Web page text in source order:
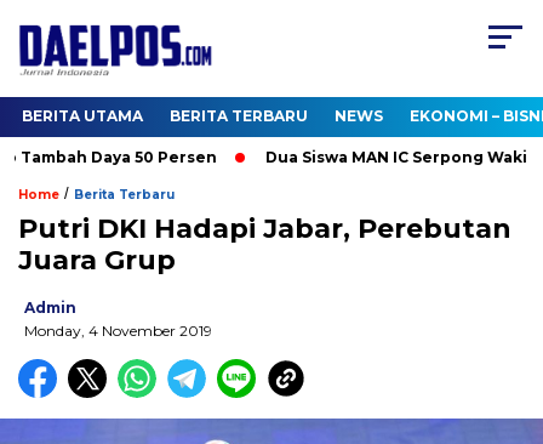
BERITA UTAMA BERITA TERBARU NEWS EKONOMI –
Daya 50 Persen Dua Siswa MAN IC Serpong Wakili
Home / Berita Terbaru
Putri DKI Hadapi Jabar, Perebutan
Juara Grup
Admin
Monday, 4 November 2019